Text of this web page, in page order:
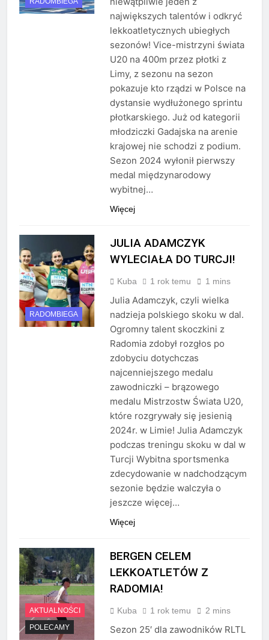
największych talentów i odkryć
lekkoatletycznych ubiegłych
sezonów! Vice-mistrzyni świata
U20 na 400m przez płotki z
Limy, z sezonu na sezon
pokazuje kto rządzi w Polsce na
dystansie wydłużonego sprintu
płotkarskiego. Już od kategorii
młodziczki Gadajska na arenie
krajowej nie schodzi z podium.
Sezon 2024 wyłonił pierwszy
medal międzynarodowy
wybitnej…
Więcej
RADOMBIEGA
JULIA ADAMCZYK
WYLECIAŁA DO TURCJI!
Kuba 1 rok temu 1 mins
Julia Adamczyk, czyli wielka
nadzieja polskiego skoku w dal.
Ogromny talent skoczkini z
Radomia zdobył rozgłos po
zdobyciu dotychczas
najcenniejszego medalu
zawodniczki – brązowego
medalu Mistrzostw Świata U20,
które rozgrywały się jesienią
2024r. w Limie! Julia Adamczyk
podczas treningu skoku w dal w
Turcji Wybitna sportsmenka
zdecydowanie w nadchodzącym
sezonie będzie walczyła o
jeszcze więcej…
Więcej
AKTUALNOŚCI
POLECAMY
BERGEN CELEM
LEKKOATLETÓW Z
RADOMIA!
Kuba 1 rok temu 2 mins
Sezon 25′ dla zawodników RLTL